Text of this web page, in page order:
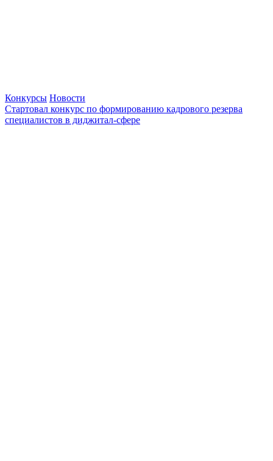
Конкурсы Новости
Стартовал конкурс по формированию кадрового резерва
специалистов в диджитал-сфере